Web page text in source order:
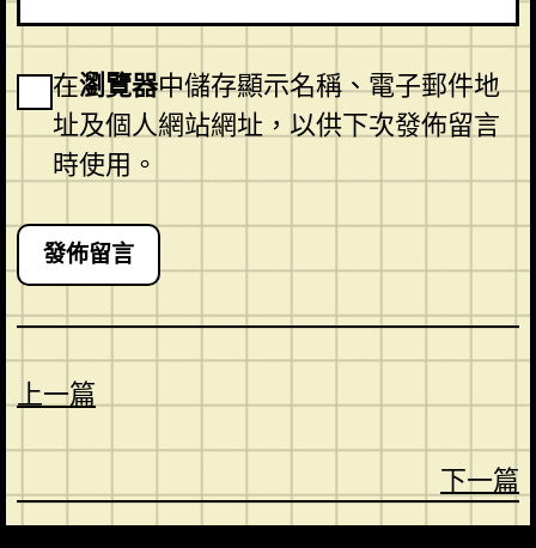
在瀏覽器中儲存顯示名稱、電子郵件地
址及個人網站網址，以供下次發佈留言
時使用。
上一篇
下一篇